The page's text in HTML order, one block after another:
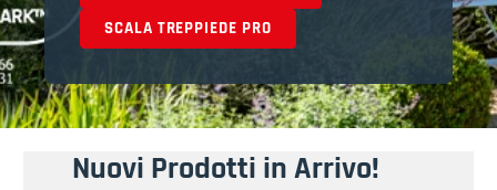
SCALA TREPPIEDE PRO
Nuovi Prodotti in Arrivo!